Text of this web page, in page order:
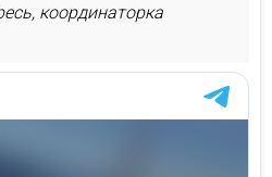
координаторка